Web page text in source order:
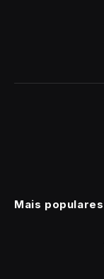
Mais populares